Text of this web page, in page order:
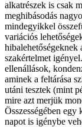
alkatrészek is csak
meghibásodás
mindegyikkel
variációs
hibalehetőségeknek
szakértelmet
ellenállások,
aminek a feltárása
utáni tesztek (mint
mire azt merjük
Összességében
napot is igénybe